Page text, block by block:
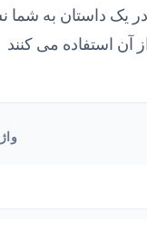
یک داستان به شما